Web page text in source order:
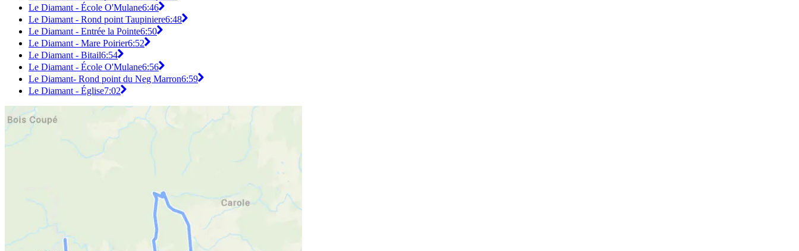
Le Diamant - École O'Mulane6:46
Le Diamant - Rond point Taupiniere6:48
Le Diamant - Entrée la Pointe6:50
Le Diamant - Mare Poirier6:52
Le Diamant - Bitail6:54
Le Diamant - École O'Mulane6:56
Le Diamant- Rond point du Neg Marron6:59
Le Diamant - Église7:02